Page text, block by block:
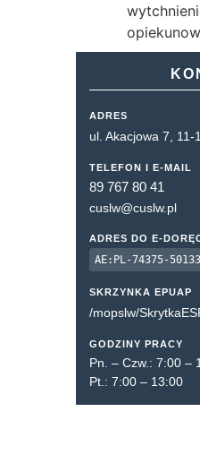
ADRES
ul. Akacjowa 7,
TELEFON I E-MAIL
89 767 80 41
cuslw@cuslw.pl
ADRES DO E-
AE:PL-74375-
SKRZYNKA EPUAP
/mopslw/
GODZINY PRACY
Pn. – Czw.: 7:00 –
Pt.: 7:00 – 13:00